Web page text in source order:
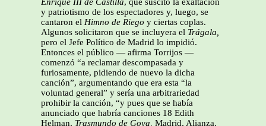
Enrique III de Castilla, que suscitó la exaltación
y patriotismo de los espectadores y, luego, se
cantaron el Himno de Riego y ciertas coplas.
Algunos solicitaron que se incluyera el Trágala,
pero el Jefe Político de Madrid lo impidió.
Entonces el público — afirma Torrijos —
comenzó “a reclamar descompasada y
furiosamente, pidiendo de nuevo la dicha
canción”, argumentando que era esta “la
voluntad general” y sería una arbitrariedad
prohibir la canción, “y pues que se había
anunciado que habría canciones 18 Edith
Helman, Trasmundo de Goya, Madrid, Alianza,